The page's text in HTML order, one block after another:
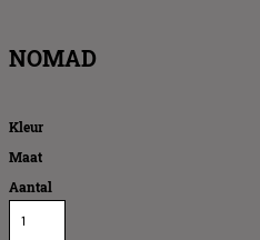
NOMAD
Kleur
Maat
Aantal